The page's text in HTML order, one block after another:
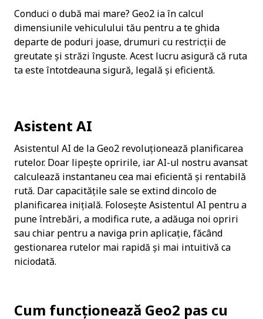
Conduci o dubă mai mare? Geo2 ia în calcul
dimensiunile vehiculului tău pentru a te ghida
departe de poduri joase, drumuri cu restricții de
greutate și străzi înguste. Acest lucru asigură că ruta
ta este întotdeauna sigură, legală și eficientă.
Asistent AI
Asistentul AI de la Geo2 revoluționează planificarea
rutelor. Doar lipește opririle, iar AI-ul nostru avansat
calculează instantaneu cea mai eficientă și rentabilă
rută. Dar capacitățile sale se extind dincolo de
planificarea inițială. Folosește Asistentul AI pentru a
pune întrebări, a modifica rute, a adăuga noi opriri
sau chiar pentru a naviga prin aplicație, făcând
gestionarea rutelor mai rapidă și mai intuitivă ca
niciodată.
Cum funcționează Geo2 pas cu